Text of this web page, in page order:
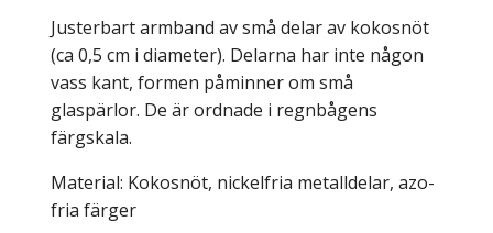
Justerbart armband av små delar av kokosnöt
(ca 0,5 cm i diameter). Delarna har inte någon
vass kant, formen påminner om små
glaspärlor. De är ordnade i regnbågens
färgskala.
Material: Kokosnöt, nickelfria metalldelar, azo-
fria färger